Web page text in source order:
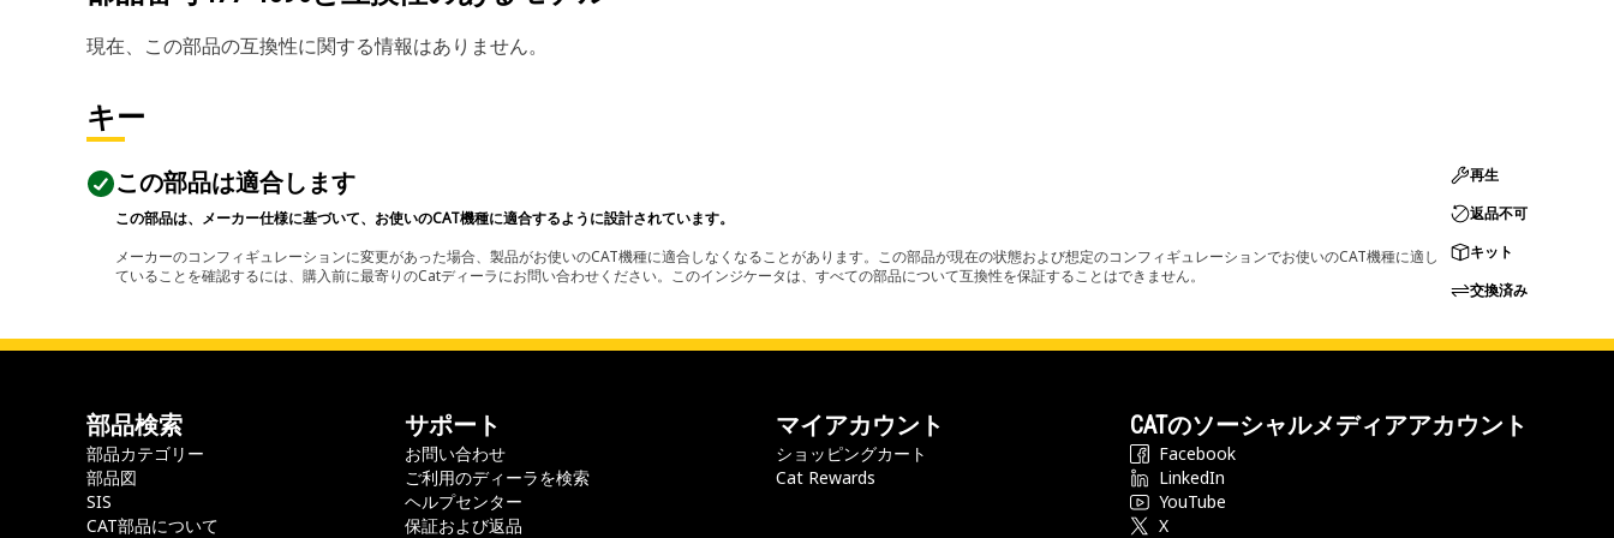
現在、この部品の互換性に関する情報はありません。
キー
この部品は適合します
この部品は、メーカー仕様に基づいて、お使いのCAT機種に適合するように設計されています。
メーカーのコンフィギュレーションに変更があった場合、製品がお使いのCAT機種に適合しなくなることがあります。この部品が現在の状態および想定のコンフィギュレーションでお使いのCAT機種に適し
ていることを確認するには、購入前に最寄りのCatディーラにお問い合わせください。このインジケータは、すべての部品について互換性を保証することはできません。
再生
返品不可
キット
交換済み
部品検索
部品カテゴリー
部品図
SIS
CAT部品について
サポート
お問い合わせ
ご利用のディーラを検索
ヘルプセンター
保証および返品
マイアカウント
ショッピングカート
Cat Rewards
CATのソーシャルメディアアカウント
Facebook
LinkedIn
YouTube
X